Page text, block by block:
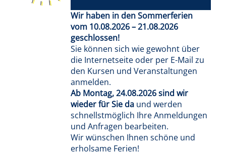
Wir haben in den Sommerferien
vom 10.08.2026 – 21.08.2026
geschlossen!
Sie können sich wie gewohnt über
die Internetseite oder per E-Mail zu
den Kursen und Veranstaltungen
anmelden.
Ab Montag, 24.08.2026 sind wir
wieder für Sie da und werden
schnellstmöglich Ihre Anmeldungen
und Anfragen bearbeiten.
Wir wünschen Ihnen schöne und
erholsame Ferien!